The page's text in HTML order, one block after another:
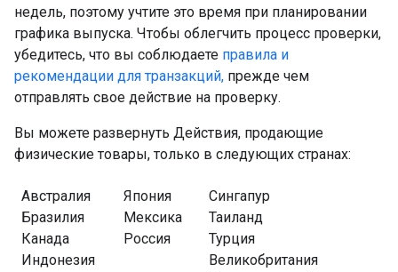
недель, поэтому учтите это время при планировании
графика выпуска. Чтобы облегчить процесс проверки,
убедитесь, что вы соблюдаете правила и
рекомендации для транзакций, прежде чем
отправлять свое действие на проверку.
Вы можете развернуть Действия, продающие
физические товары, только в следующих странах:
Австралия
Бразилия
Канада
Индонезия
Япония
Мексика
Россия
Сингапур
Таиланд
Турция
Великобритания